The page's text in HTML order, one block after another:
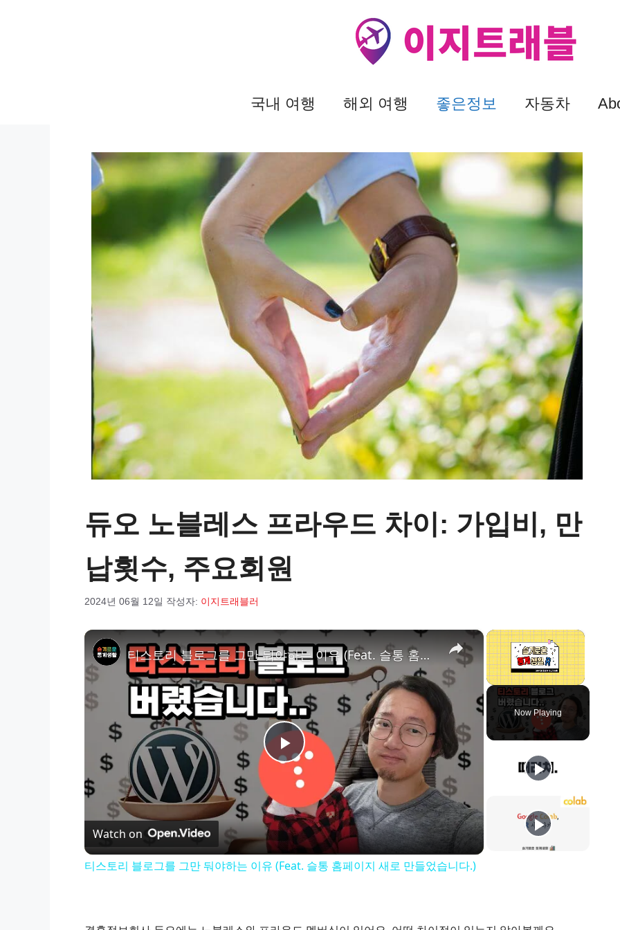
국내 여행 해외 여행 좋은정보 자동차
듀오 노블레스 프라우드 차이: 가입비, 만
납횟수, 주요회원
2024년 06월 12일 작성자: 이지트래블러
×
Unmute
Now Playing
×
P
l
a
티스토리 블로그를 그만 둬야하는 이유 (Feat. 슬통 홈페이지 새로 만들었습니다.)
Watch on
티스토리 블로그를 그만 둬야하는 이유 (Feat. 슬통 홈페이지 새로 만들었습니다.)